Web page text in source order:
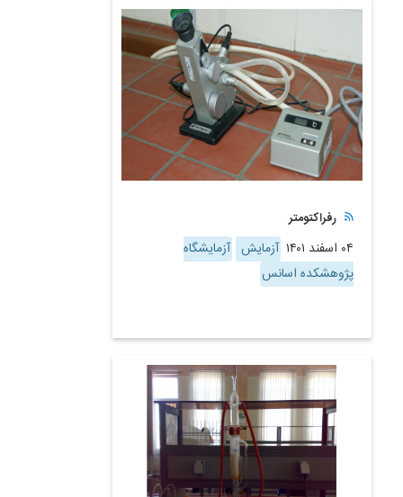
رفراکتومتر
۰۴ اسفند ۱۴۰۱ آزمایش آزمایشگاه
پژوهشکده اسانس